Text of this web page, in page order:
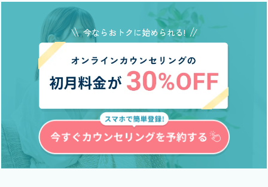
今ならおトクに始められる!